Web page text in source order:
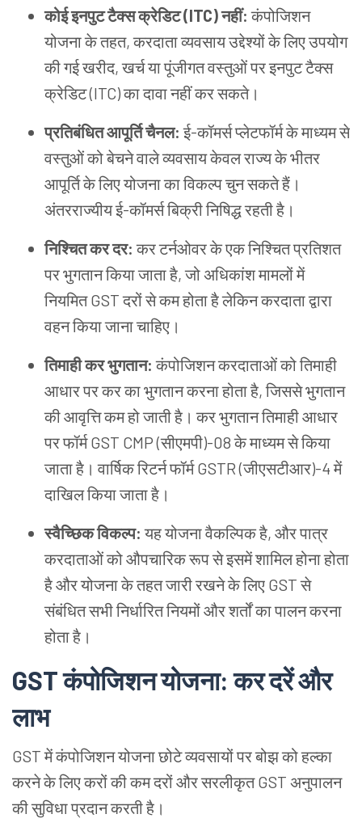
कोई इनपुट टैक्स क्रेडिट (ITC) नहीं: कंपोजिशन
योजना के तहत, करदाता व्यवसाय उद्देश्यों के लिए उपयोग
की गई खरीद, खर्च या पूंजीगत वस्तुओं पर इनपुट टैक्स
क्रेडिट (ITC) का दावा नहीं कर सकते।
प्रतिबंधित आपूर्ति चैनल: ई-कॉमर्स प्लेटफॉर्म के माध्यम से
वस्तुओं को बेचने वाले व्यवसाय केवल राज्य के भीतर
आपूर्ति के लिए योजना का विकल्प चुन सकते हैं।
अंतरराज्यीय ई-कॉमर्स बिक्री निषिद्ध रहती है।
निश्चित कर दर: कर टर्नओवर के एक निश्चित प्रतिशत
पर भुगतान किया जाता है, जो अधिकांश मामलों में
नियमित GST दरों से कम होता है लेकिन करदाता द्वारा
वहन किया जाना चाहिए।
तिमाही कर भुगतान: कंपोजिशन करदाताओं को तिमाही
आधार पर कर का भुगतान करना होता है, जिससे भुगतान
की आवृत्ति कम हो जाती है। कर भुगतान तिमाही आधार
पर फॉर्म GST CMP (सीएमपी)-08 के माध्यम से किया
जाता है। वार्षिक रिटर्न फॉर्म GSTR (जीएसटीआर)-4 में
दाखिल किया जाता है।
स्वैच्छिक विकल्प: यह योजना वैकल्पिक है, और पात्र
करदाताओं को औपचारिक रूप से इसमें शामिल होना होता
है और योजना के तहत जारी रखने के लिए GST से
संबंधित सभी निर्धारित नियमों और शर्तों का पालन करना
होता है।
GST कंपोजिशन योजना: कर दरें और
लाभ
GST में कंपोजिशन योजना छोटे व्यवसायों पर बोझ को हल्का
करने के लिए करों की कम दरों और सरलीकृत GST अनुपालन
की सुविधा प्रदान करती है।